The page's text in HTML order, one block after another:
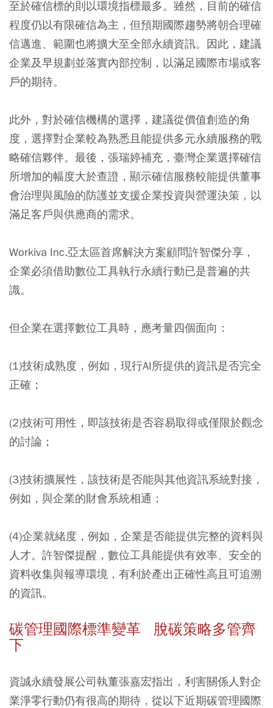
至於確信標的則以環境指標最多。雖然，目前的確信
程度仍以有限確信為主，但預期國際趨勢將朝合理確
信邁進、範圍也將擴大至全部永續資訊。因此，建議
企業及早規劃並落實內部控制，以滿足國際市場或客
戶的期待。
此外，對於確信機構的選擇，建議從價值創造的角
度，選擇對企業較為熟悉且能提供多元永續服務的戰
略確信夥伴。最後，張瑞婷補充，臺灣企業選擇確信
所增加的幅度大於查證，顯示確信服務較能提供董事
會治理與風險的防護並支援企業投資與營運決策，以
滿足客戶與供應商的需求。
Workiva Inc.亞太區首席解決方案顧問許智傑分享，
企業必須借助數位工具執行永續行動已是普遍的共
識。
但企業在選擇數位工具時，應考量四個面向：
(1)技術成熟度 ，例如，現行AI所提供的資訊是否完全
正確；
(2)技術可用性 ，即該技術是否容易取得或僅限於觀念
的討論；
(3)技術擴展性 ，該技術是否能與其他資訊系統對接，
例如，與企業的財會系統相通；
(4)企業就緒度 ，例如，企業是否能提供完整的資料與
人才。許智傑提醒，數位工具能提供有效率、安全的
資料收集與報導環境，有利於產出正確性高且可追溯
的資訊。
碳管理國際標準變革 脫碳策略多管齊
下
資誠永續發展公司執董張嘉宏指出，利害關係人對企
業淨零行動仍有很高的期待，從以下近期碳管理國際